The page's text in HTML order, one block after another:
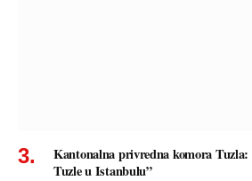
Kantonalna privredna komora Tuzla:
Tuzle u Istanbulu”